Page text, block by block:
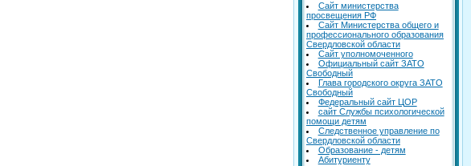
Сайт министерства
просвещения РФ
Сайт Министерства общего и
профессионального образования
Свердловской области
Сайт уполномоченного
Официальный сайт ЗАТО
Свободный
Глава городского округа ЗАТО
Свободный
Федеральный сайт ЦОР
сайт Службы психологической
помощи детям
Следственное управление по
Свердловской области
Образование - детям
Абитуриенту